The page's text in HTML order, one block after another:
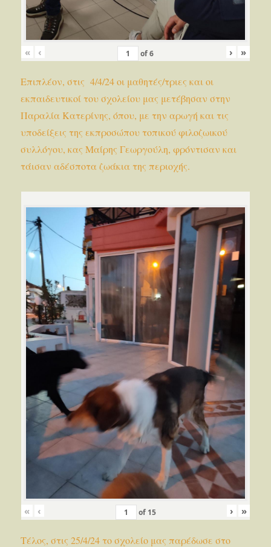
« ‹ of6 › »
Επιπλέον, στις 4/4/24 οι μαθητές/τριες και οι
εκπαιδευτικοί του σχολείου μας μετέβησαν στην
Παραλία Κατερίνης, όπου, με την αρωγή και τις
υποδείξεις της εκπροσώπου τοπικού φιλοζωικού
συλλόγου, κας Μαίρης Γεωργούλη, φρόντισαν και
τάισαν αδέσποτα ζωάκια της περιοχής.
« ‹ of 15 › »
Τέλος, στις 25/4/24 το σχολείο μας παρέδωσε στο